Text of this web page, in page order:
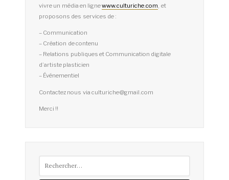
vivre un média en lignewww.culturiche.com, et
proposons des services de :
– Communication
– Création de contenu
– Relations publiques et Communication digitale
d’artiste plasticien
– Événementiel
Contactez nous via culturiche@gmail.com
Merci !!